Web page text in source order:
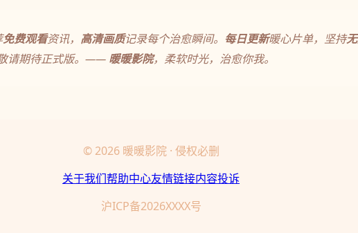
免费观看资讯， 高清画质记录每个治愈瞬间。 每日更新暖心片单，坚持
请期待正式版。—— 暖暖影院，柔软时光，治愈你我。
© 2026 暖暖影院 · 侵权必删
关于我们帮助中心友情链接内容投诉
沪ICP备2026XXXX号